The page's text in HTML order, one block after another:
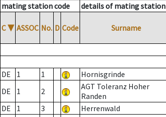
mating station code details of mating station
C ▼ ASSOC No. D Code Surname
DE
1 1 Hornisgrinde
DE
1 2
AGT Toleranz Hoher
Randen
DE
1 3 Herrenwald